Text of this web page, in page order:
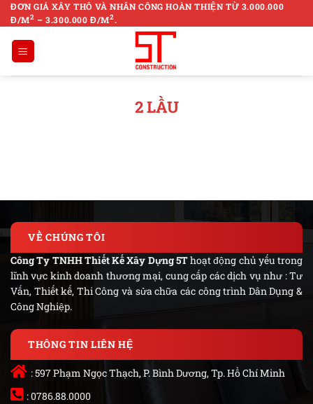
Skip
to
content
ĐƠN GIÁ XÂY THÔ VÀ NHÂN CÔNG HOÀN THIỆN TỪ 3.000.000
Đ/M2 – 3.300.000 Đ/M2.
2 LẦU
VỀ CHÚNG TÔI
Công Ty TNHH Thiết Kế Xây Dựng 5Thoạt động chủ yếu trong
lĩnh vực kinh doanh thương mại, cung cấp các dịch vụ như : Tư
Vấn, Thiết kế, Thi Công và sửa chữa các công trình Dân Dụng &
Công Nghiệp.
THÔNG TIN LIÊN HỆ
: 597 Phạm Ngọc Thạch, P. Bình Dương, Tp. Hồ Chí Minh
: 0786.88.0000